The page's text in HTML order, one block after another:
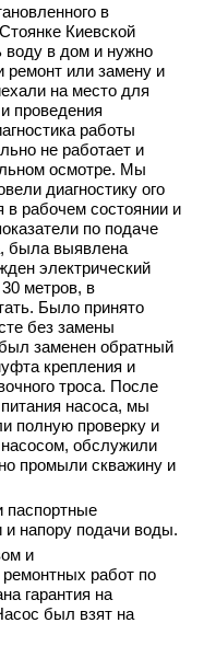
в
Киевской
воду в дом и нужно
ремонт или замену и
на место для
проведения
работы
не работает и
осмотре. Мы
диагностику ого
в рабочем состоянии и
по подаче
была выявлена
электрический
метров, в
Было принято
без замены
заменен обратный
крепления и
троса. После
насоса, мы
полную проверку и
насосом, обслужили
промыли скважину и
паспортные
и напору подачи воды.
и
работ по
гарантия на
был взят на